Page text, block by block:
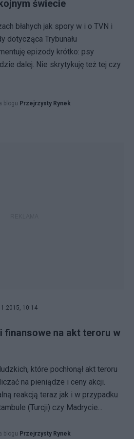
świecie
błahych jak spory w i o TVN i
dotycząca Trybunału
epizody krótko: psy
dalej. Nie skrytykuję też tej czy
blogu Przejrzysty Rynek
10:14
finansowe na akt teroru w
które pochłonął akt teroru
na pieniądze i ceny akcji.
reakcją teraz jak i w przypadku
(Turcji) czy Madrycie...
blogu Przejrzysty Rynek